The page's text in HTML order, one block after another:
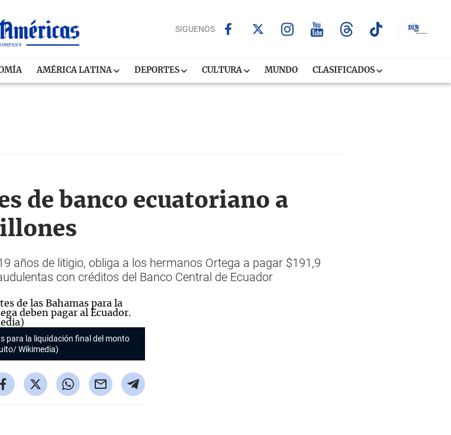
SIGUENOS
AMÉRICA LATINA DEPORTES CULTURA MUNDO CLASIFICADOS
de banco ecuatoriano a
años de litigio, obliga a los hermanos Ortega a pagar $191,9
con créditos del Banco Central de Ecuador
para la liquidación final del monto
Wikimedia)